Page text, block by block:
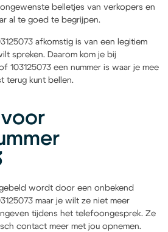
belletjes van verkopers en
al te goed te begrijpen.
afkomstig is van een legitiem
spreken. Daarom kom je bij
103125073 een nummer is waar je mee
terug kunt bellen.
wordt door een onbekend
maar je wilt ze niet meer
tijdens het telefoongesprek. Ze
contact meer met jou opnemen.